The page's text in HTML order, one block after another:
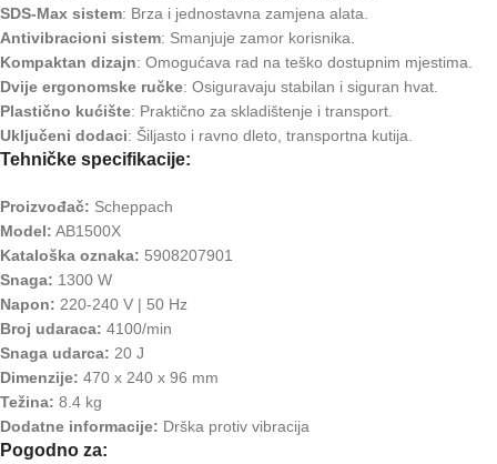
SDS-Max sistem: Brza i jednostavna zamjena alata.
Antivibracioni sistem: Smanjuje zamor korisnika.
Kompaktan dizajn: Omogućava rad na teško dostupnim mjestima.
Dvije ergonomske ručke: Osiguravaju stabilan i siguran hvat.
Plastično kućište: Praktično za skladištenje i transport.
Uključeni dodaci: Šiljasto i ravno dleto, transportna kutija.
Tehničke specifikacije:
Proizvođač: Scheppach
Model: AB1500X
Kataloška oznaka: 5908207901
Snaga: 1300 W
Napon: 220-240 V | 50 Hz
Broj udaraca: 4100/min
Snaga udarca: 20 J
Dimenzije: 470 x 240 x 96 mm
Težina: 8.4 kg
Dodatne informacije: Drška protiv vibracija
Pogodno za: